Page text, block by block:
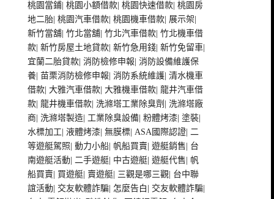
桃園當鋪 |桃園小額借款 |桃園快速借款 |桃園房
地二胎 |桃園汽車借款 |桃園機車借款 展示架
新竹當舖 |竹北當舖 |竹北汽車借款 |竹北機車借
款 |新竹房屋土地貸款 |新竹急用錢 |新竹免留車
宜蘭二胎貸款 |消防檢修申報 |消防設備維護保
養 |苗栗消防檢修申報 |消防系統維護 |清水機車
借款 |大雅汽車借款 |大雅機車借款 |龍井汽車借
款 |龍井機車借款 洗滌塔工業除臭劑
洗滌塔廠
商 洗滌塔製造 工業除臭設備 |粉體烤漆 |塗裝
水標加工 |液體烤漆 |無膜標 |ASA國際認證 |二
等遊艇駕照 |動力小船 帆船買賣 |遊艇銷售 台
南遊艇活動 |二手遊艇 中古遊艇 |遊艇代售 帆
船買賣 買遊艇 賣遊艇 三觀是哪三觀 台中聯
誼活動 交友軟體詐騙 怎麼告白 交友軟體詐騙